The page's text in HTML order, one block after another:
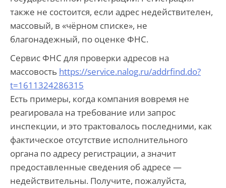
также не состоится, если адрес недействителен,
массовый, в «чёрном списке», не
благонадежный, по оценке ФНС.
Сервис ФНС для проверки адресов на
массовость https://service.nalog.ru/addrfind.do?
t=1611324286315
Есть примеры, когда компания вовремя не
реагировала на требование или запрос
инспекции, и это трактовалось последними, как
фактическое отсутствие исполнительного
органа по адресу регистрации, а значит
предоставленные сведения об адресе —
недействительны. Получите, пожалуйста,